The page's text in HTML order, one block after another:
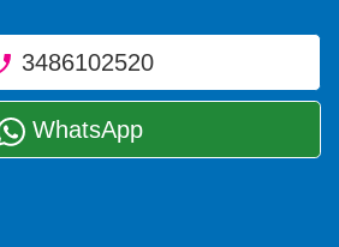
3486102520
WhatsApp